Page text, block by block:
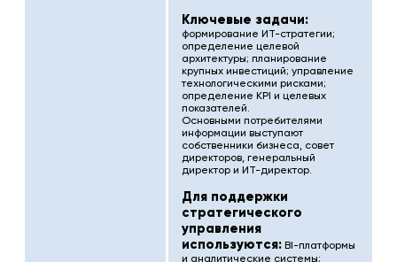
Ключевые задачи:
формирование ИТ-стратегии;
определение целевой
архитектуры; планирование
крупных инвестиций; управление
технологическими рисками;
определение KPI и целевых
показателей.
Основными потребителями
информации выступают
собственники бизнеса, совет
директоров, генеральный
директор и ИТ-директор.
Для поддержки
стратегического
управления
используются: BI-платформы
и аналитические системы;